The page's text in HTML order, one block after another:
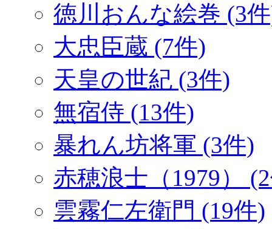
徳川おんな絵巻 (3
大忠臣蔵 (7件)
天皇の世紀 (3件)
無宿侍 (13件)
暴れん坊将軍 (3件)
赤穂浪士（1979）
雲霧仁左衛門 (19件)